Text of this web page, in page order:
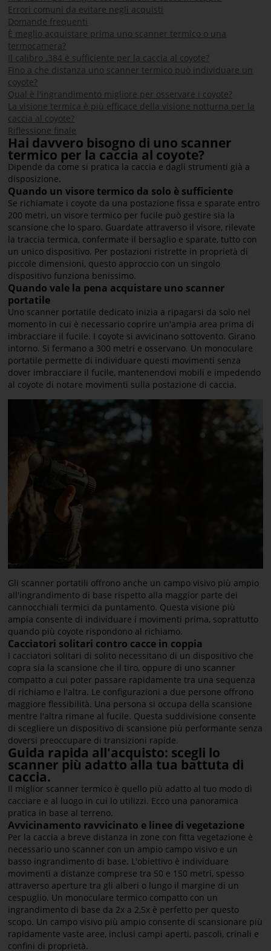
Errori comuni da evitare negli acquisti
Domande frequenti
È meglio acquistare prima uno scanner termico o una
termocamera?
Il calibro .384 è sufficiente per la caccia al coyote?
Fino a che distanza uno scanner termico può individuare un
coyote?
Qual è l'ingrandimento migliore per osservare i coyote?
La visione termica è più efficace della visione notturna per la
caccia al coyote?
Riflessione finale
Hai davvero bisogno di uno scanner
termico per la caccia al coyote?
Dipende da come si pratica la caccia e dagli strumenti già a
disposizione.
Quando un visore termico da solo è sufficiente
Se richiamate i coyote da una postazione fissa e sparate entro
200 metri, un visore termico per fucile può gestire sia la
scansione che lo sparo. Guardate attraverso il visore, rilevate
la traccia termica, confermate il bersaglio e sparate, tutto con
un unico dispositivo. Per postazioni ristrette in proprietà di
piccole dimensioni, questo approccio con un singolo
dispositivo funziona benissimo.
Quando vale la pena acquistare uno scanner
portatile
Uno scanner portatile dedicato inizia a ripagarsi da solo nel
momento in cui è necessario coprire un'ampia area prima di
imbracciare il fucile. I coyote si avvicinano sottovento. Girano
intorno. Si fermano a 300 metri e osservano. Un monoculare
portatile permette di individuare questi movimenti senza
dover imbracciare il fucile, mantenendovi mobili e impedendo
al coyote di notare movimenti sulla postazione di caccia.
Gli scanner portatili offrono anche un campo visivo più ampio
all'ingrandimento di base rispetto alla maggior parte dei
cannocchiali termici da puntamento. Questa visione più
ampia consente di individuare i movimenti prima, soprattutto
quando più coyote rispondono al richiamo.
Cacciatori solitari contro cacce in coppia
I cacciatori solitari di solito necessitano di un dispositivo che
copra sia la scansione che il tiro, oppure di uno scanner
compatto a cui poter passare rapidamente tra una sequenza
di richiamo e l'altra. Le configurazioni a due persone offrono
maggiore flessibilità. Una persona si occupa della scansione
mentre l'altra rimane al fucile. Questa suddivisione consente
di scegliere un dispositivo di scansione più performante senza
doversi preoccupare di transizioni rapide.
Guida rapida all'acquisto: scegli lo
scanner più adatto alla tua battuta di
caccia.
Il miglior scanner termico è quello più adatto al tuo modo di
cacciare e al luogo in cui lo utilizzi. Ecco una panoramica
pratica in base al terreno.
Avvicinamento ravvicinato e linee di vegetazione
Per la caccia a breve distanza in zone con fitta vegetazione è
necessario uno scanner con un ampio campo visivo e un
basso ingrandimento di base. L'obiettivo è individuare
movimenti a distanze comprese tra 50 e 150 metri, spesso
attraverso aperture tra gli alberi o lungo il margine di un
cespuglio. Un monoculare termico compatto con un
ingrandimento di base da 2x a 2,5x è perfetto per questo
scopo. Un campo visivo più ampio consente di scansionare più
rapidamente vaste aree, inclusi campi aperti, pascoli, crinali e
confini di proprietà.